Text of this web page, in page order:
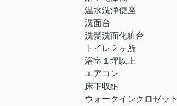
温水洗浄便座
洗面台
洗髪洗面化粧台
トイレ２ヶ所
浴室１坪以上
エアコン
床下収納
ウォークインクロゼット